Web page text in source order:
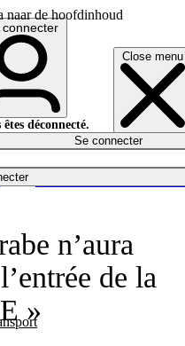
naar de hoofdinhoud
Close menu
connecter
êtes déconnecté.
Se connecter
n’aura
de la
»